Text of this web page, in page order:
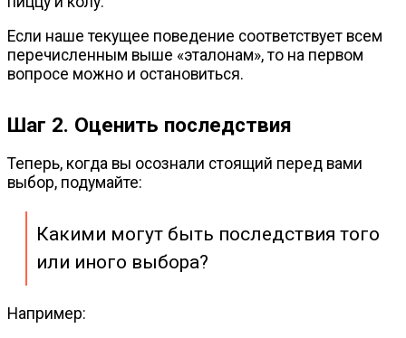
Если наше текущее поведение соответствует всем
перечисленным выше «эталонам», то на первом
вопросе можно и остановиться.
Шаг 2. Оценить последствия
Теперь, когда вы осознали стоящий перед вами
выбор, подумайте:
Какими могут быть последствия того
или иного выбора?
Например: